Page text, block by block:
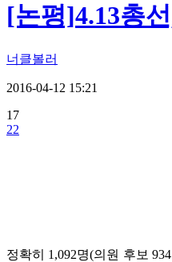
[논평]4.13총
너클볼러
2016-04-12 15:21
17
22
정확히 1,092명(의원 후보